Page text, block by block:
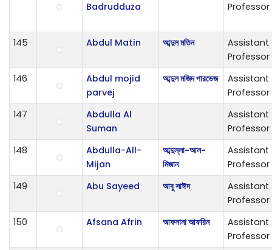
Badrudduza
Professor
145 Abdul Matin আব্দুল মতিন
Assistant
Professor
146
Abdul mojid
parvej
আব্দুল মজিদ পারভেজ
Assistant
Professor
147
Abdulla Al
Suman
Assistant
Professor
148
Abdulla-All-
Mijan
আব্দুল্লা-আল-
মিজান
Assistant
Professor
149
Abu Sayeed আবু সাঈদ
Assistant
Professor
150
Afsana Afrin আফসানা আফরিন
Assistant
Professor